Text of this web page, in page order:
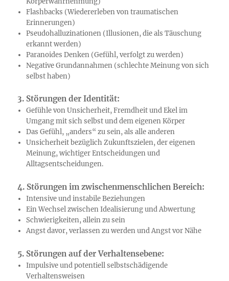
Flashbacks (Wiedererleben von traumatischen
Erinnerungen)
Pseudohalluzinationen (Illusionen, die als Täuschung
erkannt werden)
Paranoides Denken (Gefühl, verfolgt zu werden)
Negative Grundannahmen (schlechte Meinung von sich
selbst haben)
3. Störungen der Identität:
Gefühle von Unsicherheit, Fremdheit und Ekel im
Umgang mit sich selbst und dem eigenen Körper
Das Gefühl, „anders“ zu sein, als alle anderen
Unsicherheit bezüglich Zukunftszielen, der eigenen
Meinung, wichtiger Entscheidungen und
Alltagsentscheidungen.
4. Störungen im zwischenmenschlichen Bereich:
Intensive und instabile Beziehungen
Ein Wechsel zwischen Idealisierung und Abwertung
Schwierigkeiten, allein zu sein
Angst davor, verlassen zu werden und Angst vor Nähe
5. Störungen auf der Verhaltensebene:
Impulsive und potentiell selbstschädigende
Verhaltensweisen